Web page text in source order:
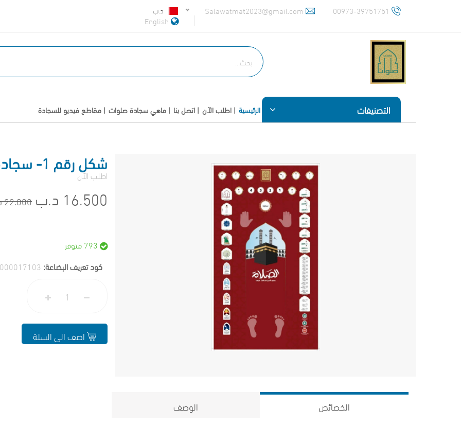
00973-39751751
Salawatmat2023@gmail.com د.ب
English
التصنيفات الرئيسية اطلب الآن اتصل بنا ماهي سجادة صلوات مقاطع فيديو للسجادة
شكل رقم 1- سجادة صلوات المطورة (بصوتين)
اطلب الآن
16.500 د.ب 22.000 د.ب
793 متوفر
كود تعريف البضاعة:
اضف الى السلة
الخصائص
الوصف